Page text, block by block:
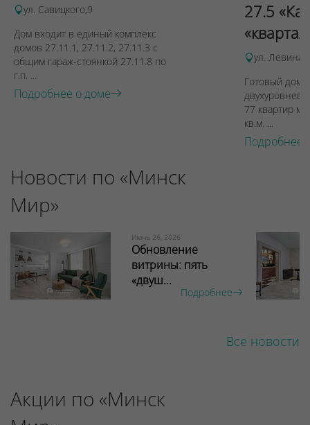
ул. Савицкого,9
Дом входит в единый комплекс
домов 27.11.1, 27.11.2, 27.11.3 с
общим гараж-стоянкой 27.11.8 по
г.п. ...
Подробнее о доме
27.5
ул. Левина,
Готовый дом
77 квартир
кв.м. ...
Подробнее
Новости по «Минск
Мир»
Июнь 26, 2026
Обновление
витрины: пять
«двуш...
Подробнее
Все новости
Акции по «Минск